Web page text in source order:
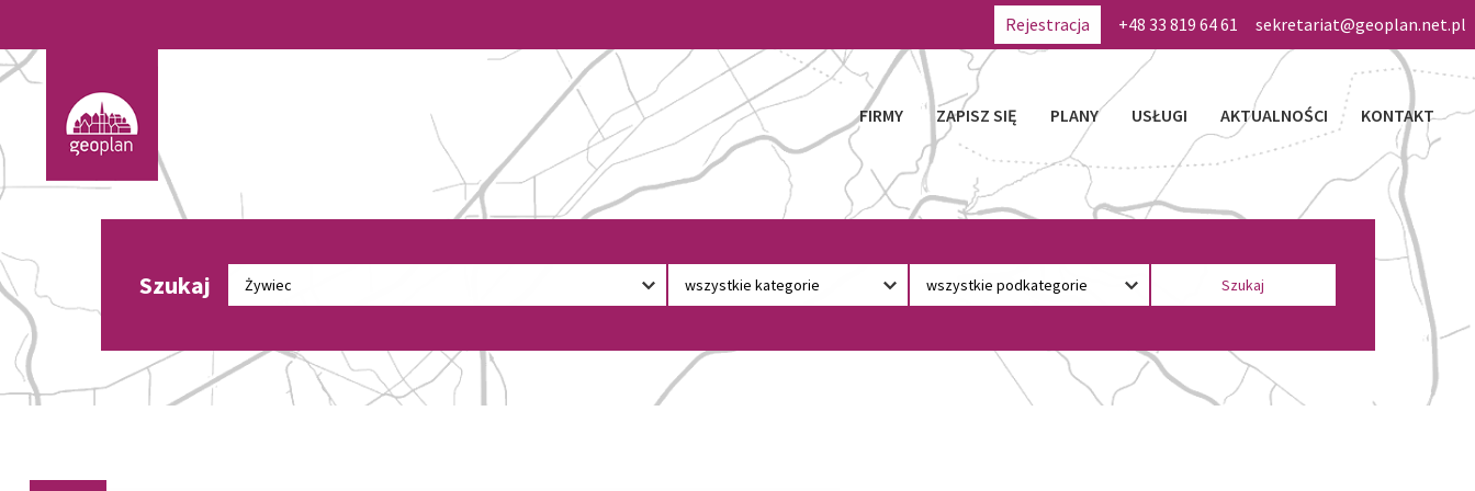
Rejestracja +48 33 819 64 61 sekretariat@geoplan.net.pl
FIRMY ZAPISZ SIĘ PLANY USŁUGI AKTUALNOŚCI KONTAKT
Szukaj